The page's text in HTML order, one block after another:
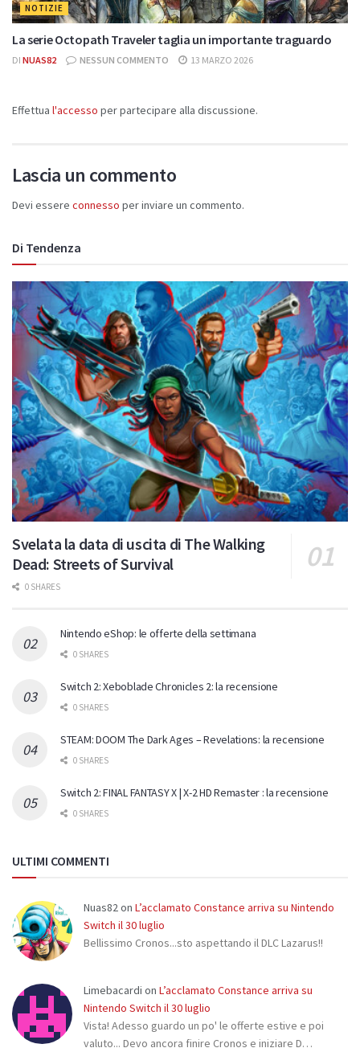
NOTIZIE
La serie Octopath Traveler taglia un importante traguardo
DI NUAS82 NESSUN COMMENTO 13 MARZO 2026
Effettua l'accesso per partecipare alla discussione.
Lascia un commento
Devi essere connesso per inviare un commento.
Di Tendenza
Svelata la data di uscita di The Walking
Dead: Streets of Survival
0 SHARES
Nintendo eShop: le offerte della settimana
0 SHARES
Switch 2: Xeboblade Chronicles 2: la recensione
0 SHARES
STEAM: DOOM The Dark Ages – Revelations: la recensione
0 SHARES
Switch 2: FINAL FANTASY X | X-2 HD Remaster : la recensione
0 SHARES
ULTIMI COMMENTI
Nuas82on L’acclamato Constance arriva su Nintendo
Switch il 30 luglio
Bellissimo Cronos...sto aspettando il DLC Lazarus!!
Limebacardi on L’acclamato Constance arriva su
Nintendo Switch il 30 luglio
Vista! Adesso guardo un po' le offerte estive e poi
valuto... Devo ancora finire Cronos e iniziare D…